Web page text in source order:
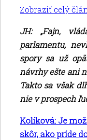
Zobraziť celý
JH: „Fajn,
parlamentu,
spory sa už
návrhy ešte ani
Takto sa však
nie v prospech
Kolíková: Je
skôr, ako príde